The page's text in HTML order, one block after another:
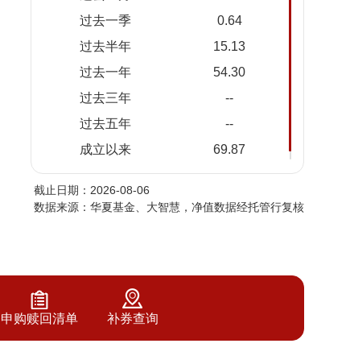
过去一季
0.64
过去半年
15.13
过去一年
54.30
过去三年
--
过去五年
--
成立以来
69.87
08-05
2026-
08-04
1.5879
2026-
08-03
1.5124
2026-
1.5600
2026-
07-30
1.4963 1.4963
2026-
07-27
1.6958 1.6958
截止日期：2026-08-06
数据来源：华夏基金、大智慧，净值数据经托管行复核
申购赎回清单 补券查询